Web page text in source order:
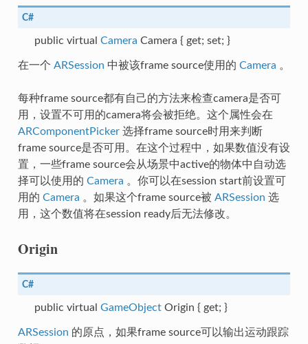
C#
public virtual Camera Camera { get; set; }
在一个 ARSession 中被该frame source使用的 Camera 。
每种frame source都有自己的方法来检查camera是否可
用，设置不可用的camera将会被拒绝。这个属性会在
ARComponentPicker选择frame source时用来判断
frame source是否可用。在这个过程中，如果数值没有设
置，一些frame source会从场景中active的物体中自动选
择可以使用的 Camera 。你可以在session start前设置可
用的 Camera 。如果这个frame source被 ARSession 选
用，这个数值将在session ready后无法修改。
Origin
C#
public virtual GameObjectOrigin { get; }
ARSession 的原点，如果frame source可以输出运动跟踪